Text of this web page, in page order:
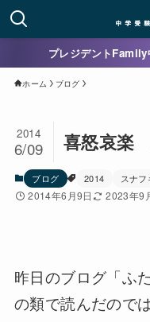
プレジデントFamily
ホーム ブログ
喜怒哀楽
2014
6/09
ブログ 2014 スナフ
2014年6月9日 2023年9
昨日のブログ「ふ
の類で読んだのでは